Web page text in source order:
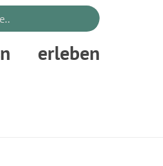
erleben